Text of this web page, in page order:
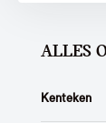
ALLES
Kenteken